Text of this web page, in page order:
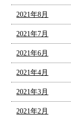
2021年8月
2021年7月
2021年6月
2021年4月
2021年3月
2021年2月